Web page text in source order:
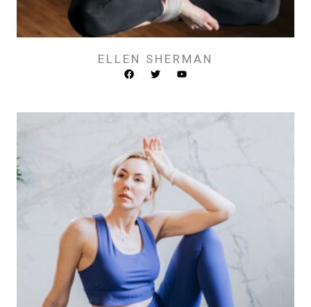
ELLEN SHERMAN